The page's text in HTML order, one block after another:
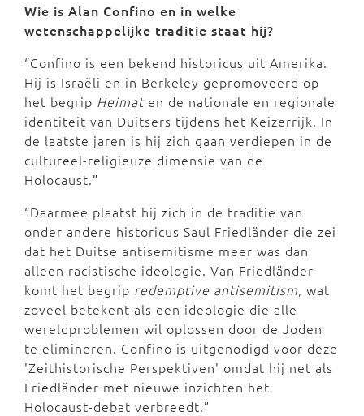
Wie is Alan Confino en in welke
wetenschappelijke traditie staat hij?
“Confino is een bekend historicus uit Amerika.
Hij is Israëli en in Berkeley gepromoveerd op
het begrip Heimaten de nationale en regionale
identiteit van Duitsers tijdens het Keizerrijk. In
de laatste jaren is hij zich gaan verdiepen in de
cultureel-religieuze dimensie van de
Holocaust.”
“Daarmee plaatst hij zich in de traditie van
onder andere historicus Saul Friedländer die zei
dat het Duitse antisemitisme meer was dan
alleen racistische ideologie. Van Friedländer
komt het begrip redemptive antisemitism, wat
zoveel betekent als een ideologie die alle
wereldproblemen wil oplossen door de Joden
te elimineren. Confino is uitgenodigd voor deze
'Zeithistorische Perspektiven' omdat hij net als
Friedländer met nieuwe inzichten het
Holocaust-debat verbreedt.”